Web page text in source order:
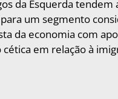
da Esquerda tendem
um segmento
da economia com
em relação à